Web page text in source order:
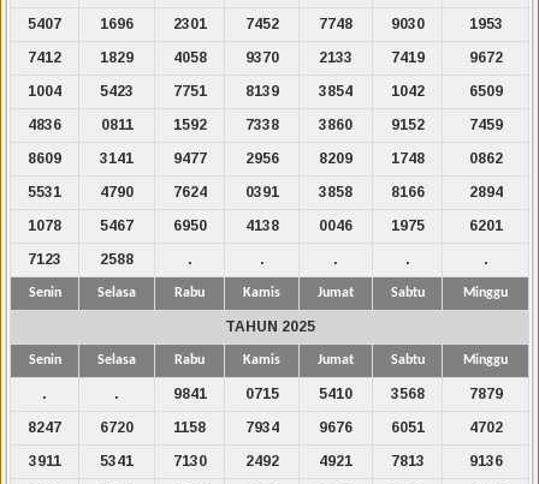
5407
1696 2301 7452 7748 9030
1953
7412
1829 4058 9370 2133 7419
9672
1004
5423 7751 8139 3854 1042
6509
4836
0811 1592 7338 3860 9152
7459
8609
3141 9477 2956 8209 1748
0862
5531
4790 7624 0391 3858 8166
2894
1078
5467 6950 4138 0046 1975
6201
7123
2588 . . . . .
Senin Selasa Rabu Kamis Jumat Sabtu Minggu
TAHUN 2025
Senin Selasa Rabu Kamis Jumat Sabtu Minggu
. . 9841 0715 5410 3568
7879
8247
6720 1158 7934 9676 6051
4702
3911
5341 7130 2492 4921 7813
9136